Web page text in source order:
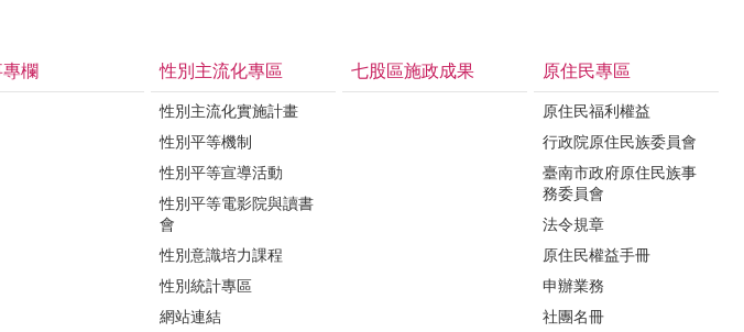
專欄 性別主流化專區
性別主流化實施計畫
性別平等機制
性別平等宣導活動
性別平等電影院與讀書
會
性別意識培力課程
性別統計專區
網站連結
七股區施政成果 原住民專區
原住民福利權益
行政院原住民族委員會
臺南市政府原住民族事
務委員會
法令規章
原住民權益手冊
申辦業務
社團名冊